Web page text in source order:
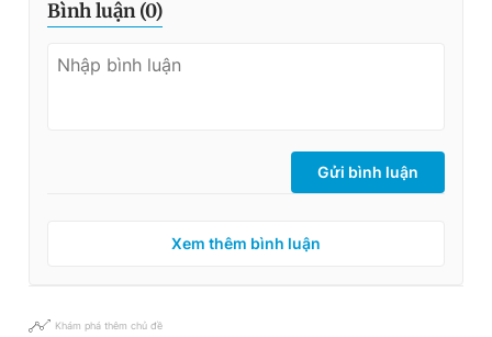
Bình luận (0)
Gửi bình luận
Xem thêm bình luận
Khám phá thêm chủ đề